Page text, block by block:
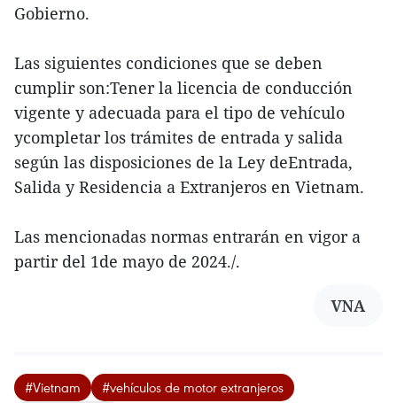
Gobierno.
Las siguientes condiciones que se deben
cumplir son:Tener la licencia de conducción
vigente y adecuada para el tipo de vehículo
ycompletar los trámites de entrada y salida
según las disposiciones de la Ley deEntrada,
Salida y Residencia a Extranjeros en Vietnam.
Las mencionadas normas entrarán en vigor a
partir del 1de mayo de 2024./.
VNA
#Vietnam #vehículos de motor extranjeros